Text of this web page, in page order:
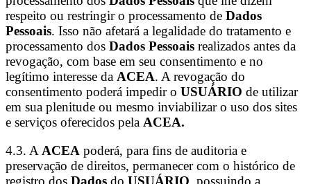
respeito ou restringir o processamento de Dados
Pessoais. Isso não afetará a legalidade do tratamento e
processamento dos Dados Pessoais realizados antes da
revogação, com base em seu consentimento e no
legítimo interesse da ACEA. A revogação do
consentimento poderá impedir o USUÁRIO de utilizar
em sua plenitude ou mesmo inviabilizar o uso dos sites
e serviços oferecidos pela ACEA.
4.3. AACEA poderá, para fins de auditoria e
preservação de direitos, permanecer com o histórico de
registro dos Dados do USUÁRIO, possuindo a